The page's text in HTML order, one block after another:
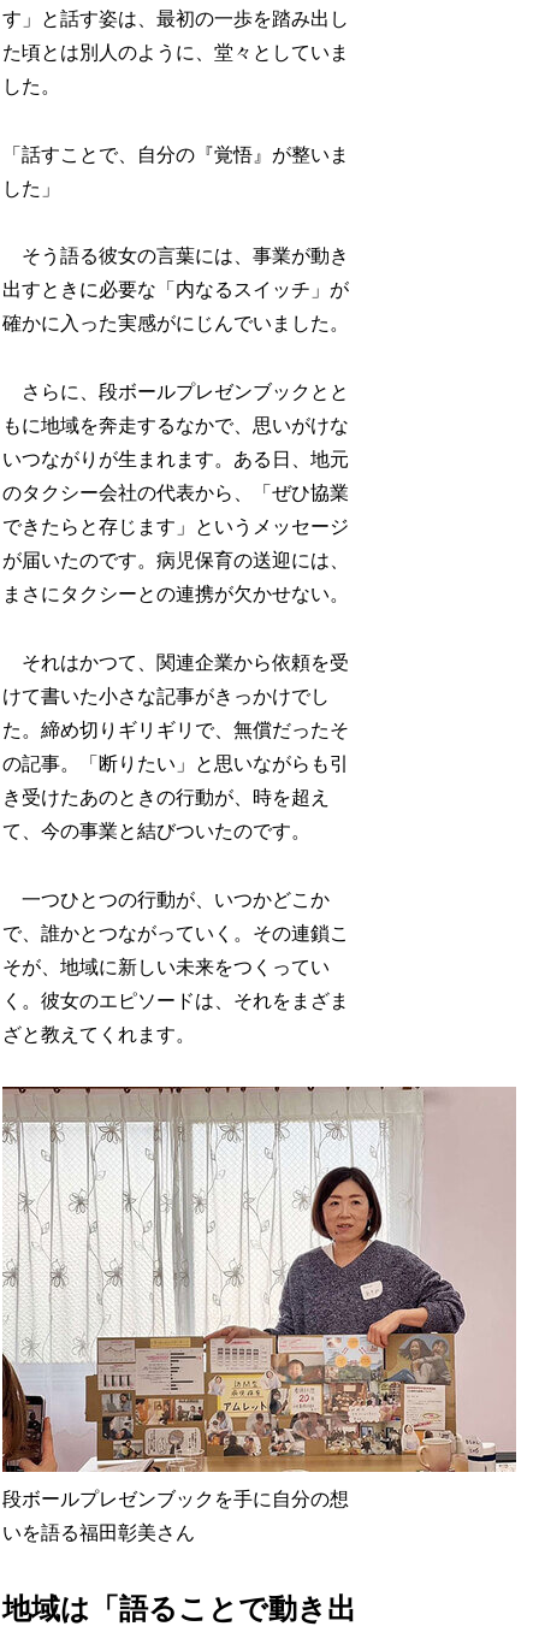
す」と話す姿は、最初の一歩を踏み出し
た頃とは別人のように、堂々としていま
した。
「話すことで、自分の『覚悟』が整いま
した」
そう語る彼女の言葉には、事業が動き
出すときに必要な「内なるスイッチ」が
確かに入った実感がにじんでいました。
さらに、段ボールプレゼンブックとと
もに地域を奔走するなかで、思いがけな
いつながりが生まれます。ある日、地元
のタクシー会社の代表から、「ぜひ協業
できたらと存じます」というメッセージ
が届いたのです。病児保育の送迎には、
まさにタクシーとの連携が欠かせない。
それはかつて、関連企業から依頼を受
けて書いた小さな記事がきっかけでし
た。締め切りギリギリで、無償だったそ
の記事。「断りたい」と思いながらも引
き受けたあのときの行動が、時を超え
て、今の事業と結びついたのです。
一つひとつの行動が、いつかどこか
で、誰かとつながっていく。その連鎖こ
そが、地域に新しい未来をつくってい
く。彼女のエピソードは、それをまざま
ざと教えてくれます。
段ボールプレゼンブックを手に自分の想
いを語る福田彰美さん
地域は「語ることで動き出